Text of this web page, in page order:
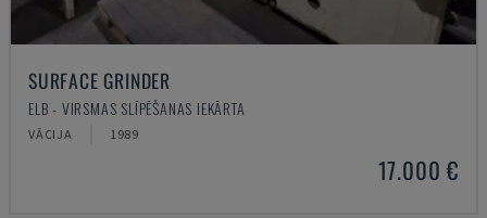
SURFACE GRINDER
ELB - VIRSMAS SLĪPĒŠANAS IEKĀRTA
VĀCIJA 1989
17.000 €